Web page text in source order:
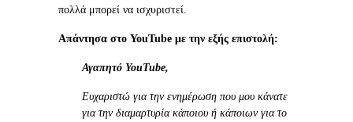
πολλά μπορεί να ισχυριστεί.
Απάντησα στο YouTube με την εξής επιστολή:
Αγαπητό YouTube,
Ευχαριστώ για την ενημέρωση που μου κάνατε
για την διαμαρτυρία κάποιου ή κάποιων για το